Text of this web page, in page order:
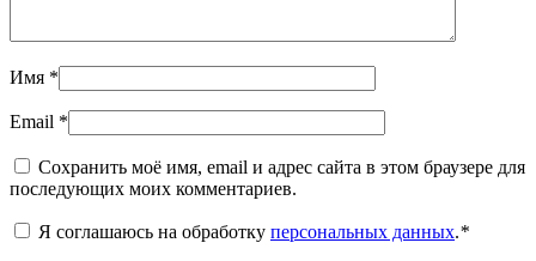
Имя *
Email *
Сохранить моё имя, email и адрес сайта в этом браузере для
последующих моих комментариев.
Я соглашаюсь на обработку персональных данных.*